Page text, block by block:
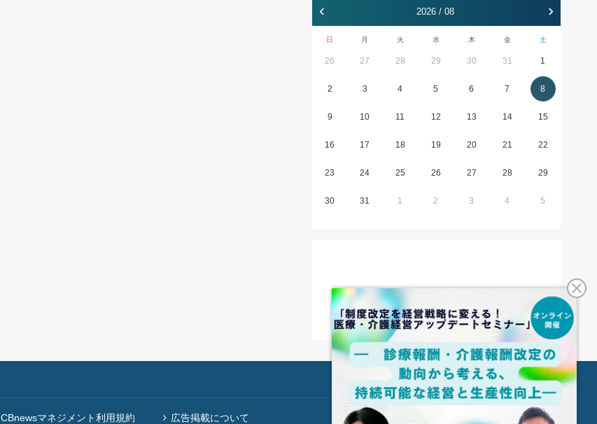
‹ 2026 / 08 ›
日 月 火 水 木 金 土
26 27 28 29 30 31 1
2 3 4 5 6 7 8
9 10 11 12 13 14 15
16 17 18 19 20 21 22
23 24 25 26 27 28 29
30 31 1 2 3 4 5
CBnewsマネジメント利用規約 広告掲載について